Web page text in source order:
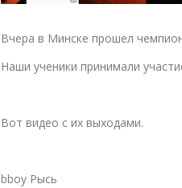
Вчера в Минске прошел
Наши ученики принимали
Вот видео с их выходами.
bboy Рысь